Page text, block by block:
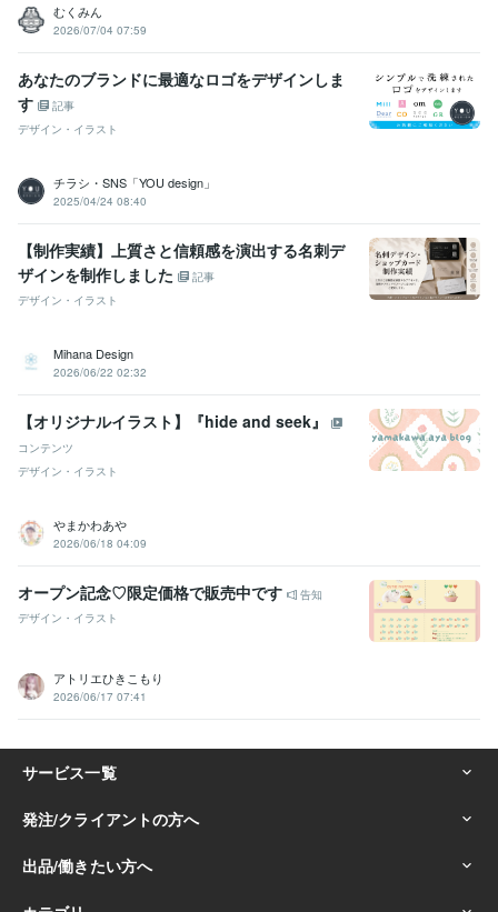
むくみん
2026/07/04 07:59
あなたのブランドに最適なロゴをデザインしま
す
記事
デザイン・イラスト
チラシ・SNS「YOU design」
2025/04/24 08:40
【制作実績】上質さと信頼感を演出する名刺デ
ザインを制作しました
記事
デザイン・イラスト
Mihana Design
2026/06/22 02:32
【オリジナルイラスト】『hide and seek』
コンテンツ
デザイン・イラスト
やまかわあや
2026/06/18 04:09
オープン記念♡限定価格で販売中です
告知
デザイン・イラスト
アトリエひきこもり
2026/06/17 07:41